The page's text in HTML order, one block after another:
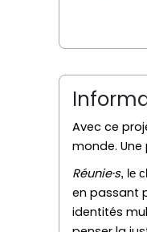
Avec ce
monde.
Réunie·s, le
en passant
identités mul